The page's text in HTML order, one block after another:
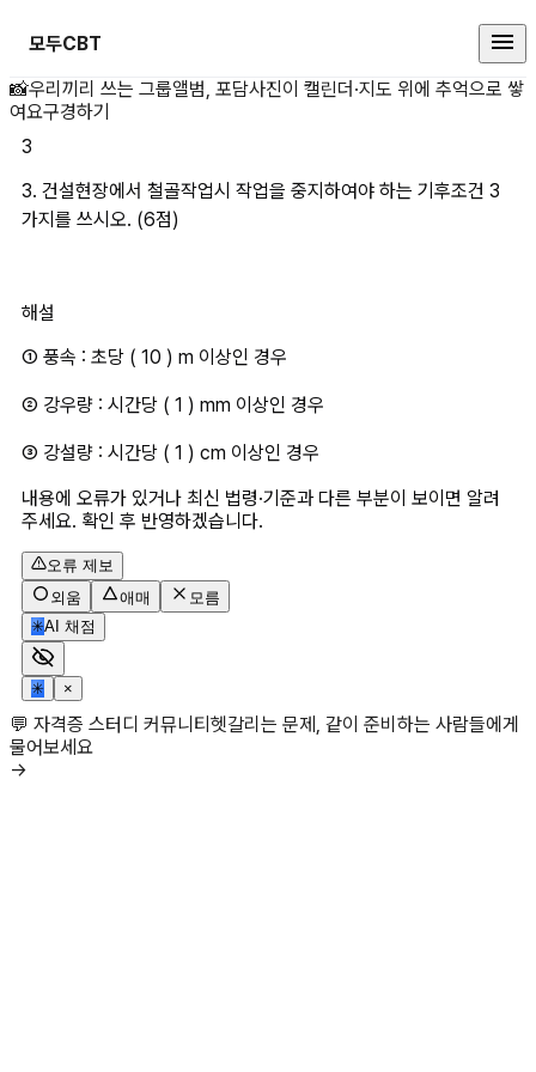
모두CBT
3. 건설현장에서 철골작업시 작업
📸우리끼리 쓰는 그룹앨범, 포담사진이 캘린더·지도 위에 추억으로 쌓
여요구경하기
3
3. 건설현장에서 철골작업시 작업을 중지하여야 하는 기후조건 3
가지를 쓰시오. (6점)
해설
① 풍속 : 초당 ( 10 ) m 이상인 경우
② 강우량 : 시간당 ( 1 ) mm 이상인 경우
③ 강설량 : 시간당 ( 1 ) cm 이상인 경우
내용에 오류가 있거나 최신 법령·기준과 다른 부분이 보이면 알려
주세요. 확인 후 반영하겠습니다.
오류 제보
외움
애매
모름
✳AI 채점
✳ ×
💬 자격증 스터디 커뮤니티헷갈리는 문제, 같이 준비하는 사람들에게
물어보세요
→